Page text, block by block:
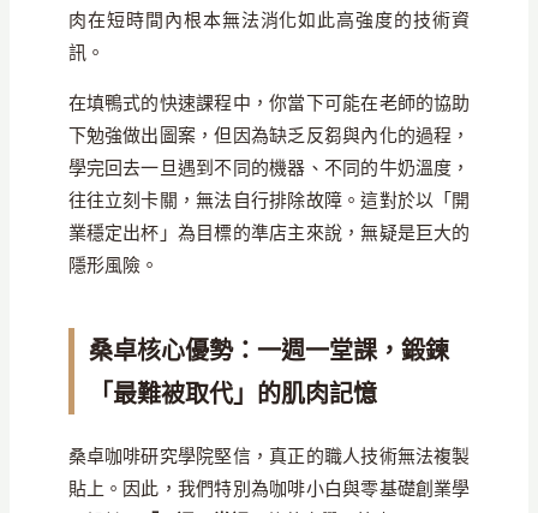
肉在短時間內根本無法消化如此高強度的技術資
訊。
在填鴨式的快速課程中，你當下可能在老師的協助
下勉強做出圖案，但因為缺乏反芻與內化的過程，
學完回去一旦遇到不同的機器、不同的牛奶溫度，
往往立刻卡關，無法自行排除故障。這對於以「開
業穩定出杯」為目標的準店主來說，無疑是巨大的
隱形風險。
桑卓核心優勢：一週一堂課，鍛鍊
「最難被取代」的肌肉記憶
桑卓咖啡研究學院堅信，真正的職人技術無法複製
貼上。因此，我們特別為咖啡小白與零基礎創業學